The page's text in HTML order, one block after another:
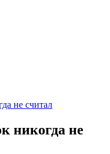
не считал
никогда не